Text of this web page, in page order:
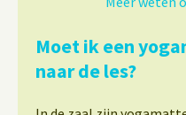
Moet ik een
naar de les?